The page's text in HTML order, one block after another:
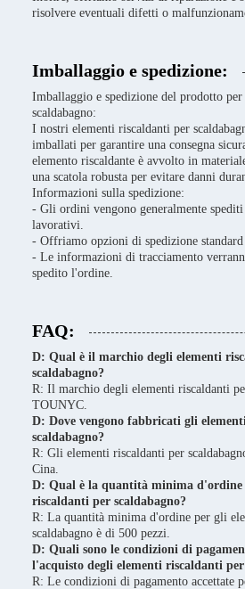
risolvere eventuali difetti o
Imballaggio e spedizione:
Imballaggio e spedizione del prodotto
scaldabagno:
I nostri elementi riscaldanti per
imballati per garantire una consegna
elemento riscaldante è avvolto in
una scatola robusta per evitare danni
Informazioni sulla spedizione:
- Gli ordini vengono generalmente
lavorativi.
- Offriamo opzioni di spedizione standard
- Le informazioni di tracciamento
spedito l'ordine.
FAQ:
D: Qual è il marchio degli elementi
scaldabagno?
R: Il marchio degli elementi riscaldanti
TOUNYC.
D: Dove vengono fabbricati gli
scaldabagno?
R: Gli elementi riscaldanti per
Cina.
D: Qual è la quantità minima d'ordine
riscaldanti per scaldabagno?
R: La quantità minima d'ordine per gli
scaldabagno è di 500 pezzi.
D: Quali sono le condizioni di
l'acquisto degli elementi riscaldanti per
R: Le condizioni di pagamento accettate